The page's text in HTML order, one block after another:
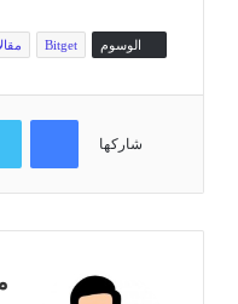
الوسوم Bitget
شاركها
فيسبوك